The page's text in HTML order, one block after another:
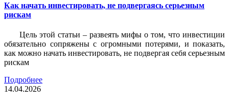
Как начать инвестировать, не подвергаясь серьезным
рискам
Цель этой статьи – развеять мифы о том, что инвестиции
обязательно сопряжены с огромными потерями, и показать,
как можно начать инвестировать, не подвергая себя серьезным
рискам
Подробнее
14.04.2026